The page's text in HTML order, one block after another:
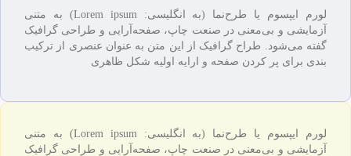
لورم ایپسوم یا طرح‌نما (به انگلیسی: Lorem ipsum) به متنی
آزمایشی و بی‌معنی در صنعت چاپ، صفحه‌آرایی و طراحی گرافیک
گفته می‌شود. طراح گرافیک از این متن به عنوان عنصری از ترکیب
بندی برای پر کردن صفحه و ارایه اولیه شکل ظاهری
لورم ایپسوم یا طرح‌نما (به انگلیسی: Lorem ipsum) به متنی
آزمایشی و بی‌معنی در صنعت چاپ، صفحه‌آرایی و طراحی گرافیک